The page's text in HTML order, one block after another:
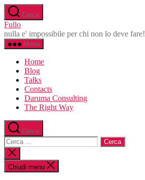
Salta
al
contenuto
Cerca
Fullo
nulla e' impossibile per chi non lo deve fare!
Menu
Home
Blog
Talks
Contacts
Daruma Consulting
The Right Way
Cerca
Cerca:
Chiudi
la
ricerca
Chiudi menu